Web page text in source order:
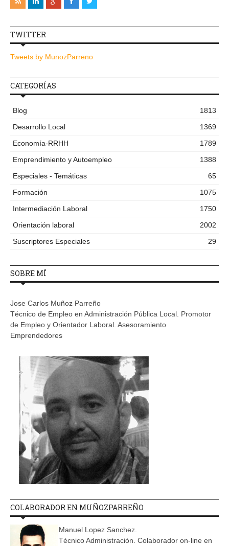
TWITTER
Tweets by MunozParreno
CATEGORÍAS
Blog
1813
Desarrollo Local
1369
Economía-RRHH
1789
Emprendimiento y Autoempleo
1388
Especiales - Temáticas
65
Formación
1075
Intermediación Laboral
1750
Orientación laboral
2002
Suscriptores Especiales
29
SOBRE MÍ
Jose Carlos Muñoz Parreño
Técnico de Empleo en Administración Pública Local. Promotor
de Empleo y Orientador Laboral. Asesoramiento
Emprendedores
COLABORADOR EN MUÑOZPARREÑO
Manuel Lopez Sanchez.
Técnico Administración. Colaborador on-line en